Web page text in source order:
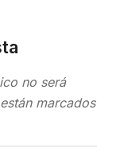
no será
marcados